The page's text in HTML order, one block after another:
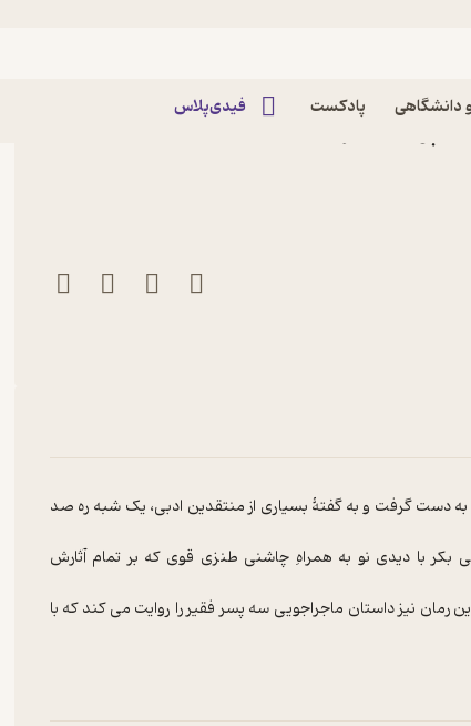
دانشگاهی پادکست فیدی‌پلاس
دست گرفت و به گفتۀ بسیاری از منتقدین ادبی، یک شبه ره صد
بکر با دیدی نو به همراهِ چاشنی طنزی قوی که بر تمام آثارش
نیز داستان ماجراجویی سه پسر فقیر را روایت می کند که با
نکرده ایم.